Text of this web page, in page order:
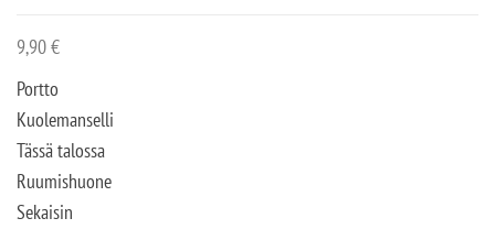
9,90€
Portto
Kuolemanselli
Tässä talossa
Ruumishuone
Sekaisin